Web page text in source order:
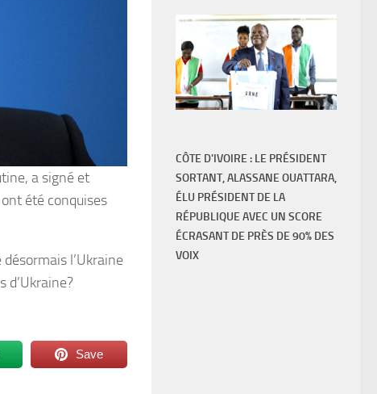
a signé et
été conquises
l’Ukraine
d’Ukraine?
Save
CÔTE D'IVOIRE : LE PRÉSIDENT
SORTANT, ALASSANE OUATTARA,
ÉLU PRÉSIDENT DE LA
RÉPUBLIQUE AVEC UN SCORE
ÉCRASANT DE PRÈS DE 90% DES
VOIX